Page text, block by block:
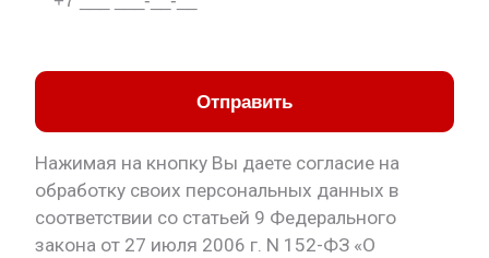
Отправить
Нажимая на кнопку Вы даете согласие на
обработку своих персональных данных в
соответствии со статьей 9 Федерального
закона от 27 июля 2006 г. N 152-ФЗ «О